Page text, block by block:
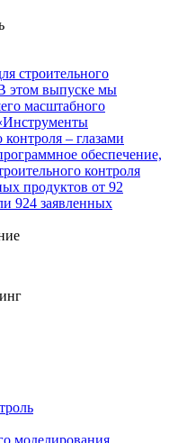
строительного
этом выпуске мы
масштабного
– глазами
обеспечение,
контроля
продуктов от 92
924 заявленных
моделирования